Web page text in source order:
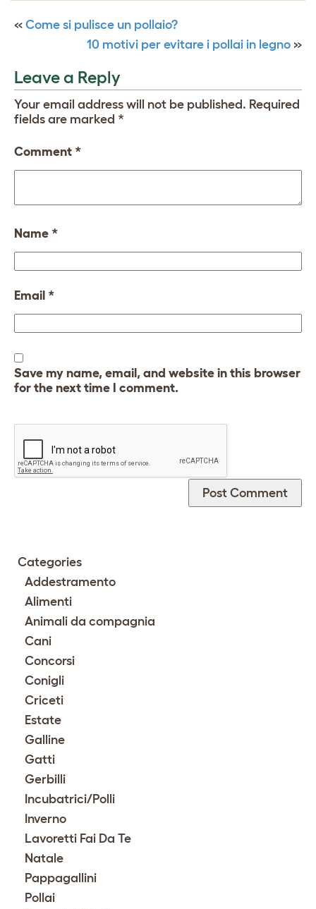
« Come si pulisce un pollaio?
10 motivi per evitare i pollai in legno »
Leave a Reply
Your email address will not be published. Required
fields are marked *
Comment *
Name *
Email *
Save my name, email, and website in this browser
for the next time I comment.
Categories
Addestramento
Alimenti
Animali da compagnia
Cani
Concorsi
Conigli
Criceti
Estate
Galline
Gatti
Gerbilli
Incubatrici/Polli
Inverno
Lavoretti Fai Da Te
Natale
Pappagallini
Pollai